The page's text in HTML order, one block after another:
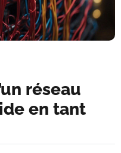
réseau
en tant